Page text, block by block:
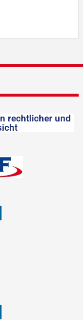
rechtlicher und